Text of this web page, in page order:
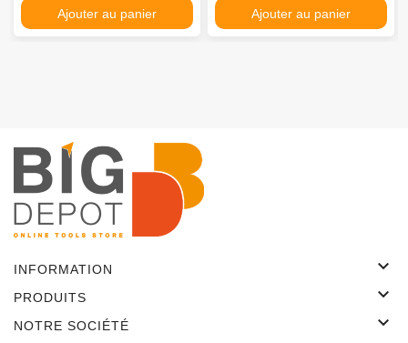
Ajouter au panier Ajouter au panier
INFORMATION 
PRODUITS 
NOTRE SOCIÉTÉ
